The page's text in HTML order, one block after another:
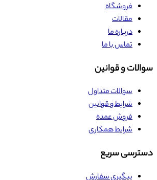
فروشگاه
مقالات
درباره ما
تماس با ما
سوالات و قوانین
سوالات متداول
شرایط و قوانین
فروش عمده
شرایط همکاری
دسترسی سریع
پیگیری سفارش